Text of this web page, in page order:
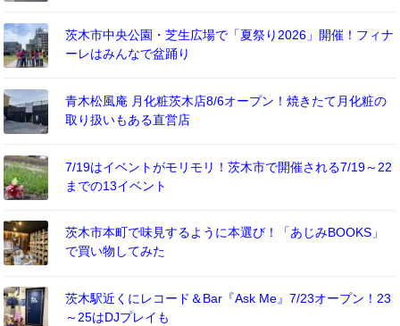
茨木市中央公園・芝生広場で「夏祭り2026」開催！フィナ
ーレはみんなで盆踊り
青木松風庵 月化粧茨木店8/6オープン！焼きたて月化粧の
取り扱いもある直営店
7/19はイベントがモリモリ！茨木市で開催される7/19～22
までの13イベント
茨木市本町で味見するように本選び！「あじみBOOKS」
で買い物してみた
茨木駅近くにレコード＆Bar『Ask Me』7/23オープン！23
～25はDJプレイも